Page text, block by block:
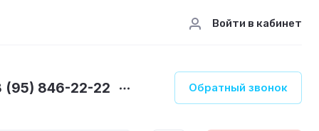
Войти в кабинет
(95) 846-22-22 Обратный звонок